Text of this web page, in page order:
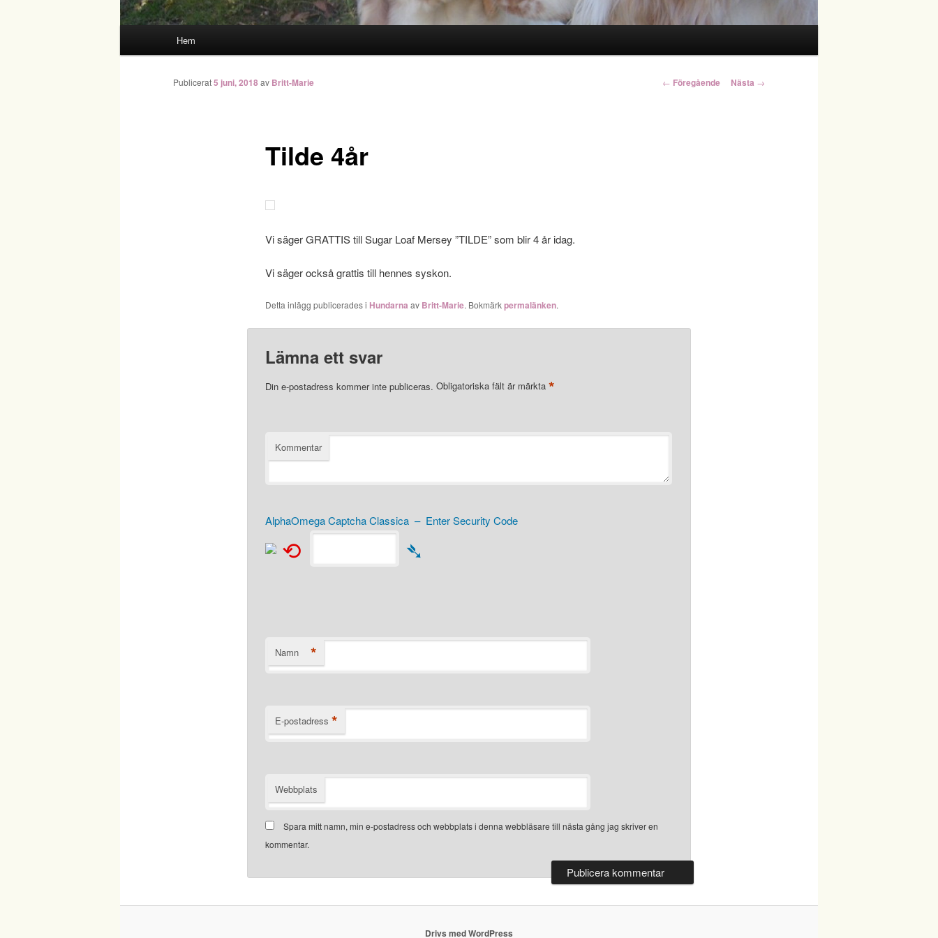
Hem
Inläggsnavigering
← Föregående Nästa →
Tilde 4år
Publicerat5 juni, 2018av Britt-Marie
Vi säger GRATTIS till Sugar Loaf Mersey ”TILDE” som blir 4 år idag.
Vi säger också grattis till hennes syskon.
Detta inlägg publicerades i Hundarna av Britt-Marie. Bokmärkpermalänken.
Lämna ett svar
Din e-postadress kommer inte publiceras. Obligatoriska fält är märkta *
Kommentar
AlphaOmega Captcha Classica – Enter Security Code
⟲ ➴
Namn *
E-postadress *
Webbplats
Spara mitt namn, min e-postadress och webbplats i denna webbläsare till nästa gång jag skriver en
kommentar.
Drivs med WordPress